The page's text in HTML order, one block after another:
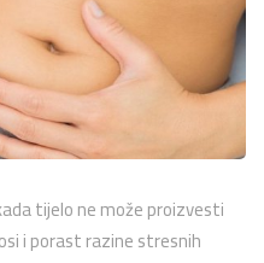
tijelo ne može proizvesti
i porast razine stresnih